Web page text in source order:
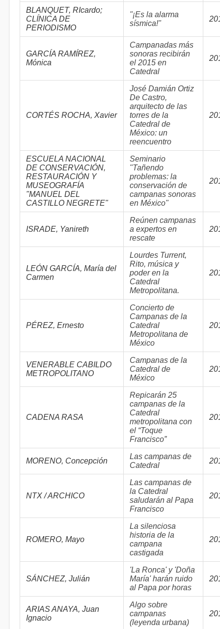
BLANQUET, RIcardo;
CLÍNICA DE
PERIODISMO
"¡Es la alarma
sísmica!"
GARCÍA RAMÍREZ,
Mónica
Campanadas más
sonoras recibirán
el 2015 en
Catedral
CORTÉS ROCHA, Xavier
José Damián Ortiz
De Castro,
arquitecto de las
torres de la
Catedral de
México: un
reencuentro
ESCUELA NACIONAL
DE CONSERVACIÓN,
RESTAURACIÓN Y
MUSEOGRAFÍA
"MANUEL DEL
CASTILLO NEGRETE"
Seminario
"Tañendo
problemas: la
conservación de
campanas sonoras
en México"
ISRADE, Yanireth
Reúnen campanas
a expertos en
rescate
LEÓN GARCÍA, María del
Carmen
Lourdes Turrent,
Rito, música y
poder en la
Catedral
Metropolitana.
PÉREZ, Ernesto
Concierto de
Campanas de la
Catedral
Metropolitana de
México
VENERABLE CABILDO
METROPOLITANO
Campanas de la
Catedral de
México
CADENA RASA
Repicarán 25
campanas de la
Catedral
metropolitana con
el “Toque
Francisco”
MORENO, Concepción
Las campanas de
Catedral
NTX / ARCHICO
Las campanas de
la Catedral
saludarán al Papa
Francisco
ROMERO, Mayo
La silenciosa
historia de la
campana
castigada
SÁNCHEZ, Julián
'La Ronca' y 'Doña
María' harán ruido
al Papa por horas
ARIAS ANAYA, Juan
Ignacio
Algo sobre
campanas
(leyenda urbana)